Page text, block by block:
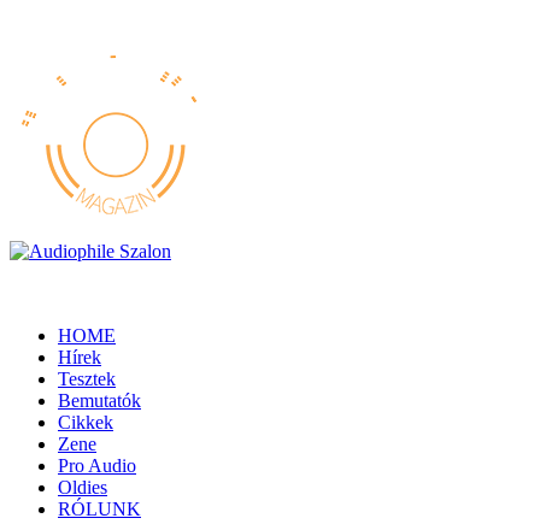
HOME
Hírek
Tesztek
Bemutatók
Cikkek
Zene
Pro Audio
Oldies
RÓLUNK